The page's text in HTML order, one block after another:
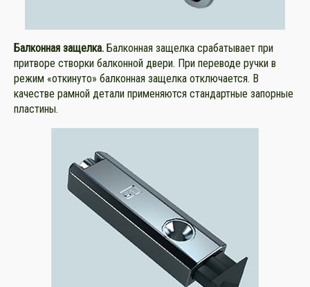
Балконная защелка. Балконная защелка срабатывает при
притворе створки балконной двери. При переводе ручки в
режим «откинуто» балконная защелка отключается. В
качестве рамной детали применяются стандартные запорные
пластины.